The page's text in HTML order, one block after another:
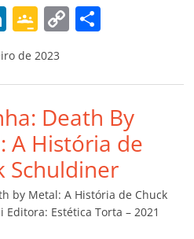
Li
k
e
dI
n
G
o
o
gl
e
Cl
a
ss
ro
C
y
Li
n
k
p
ar
til
h
ar
de 2023
Death By
A História de
Schuldiner
by Metal: A História de Chuck
Estética Torta – 2021